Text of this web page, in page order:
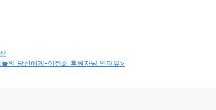
의 당신에게-이란희 후원자님 인터뷰>